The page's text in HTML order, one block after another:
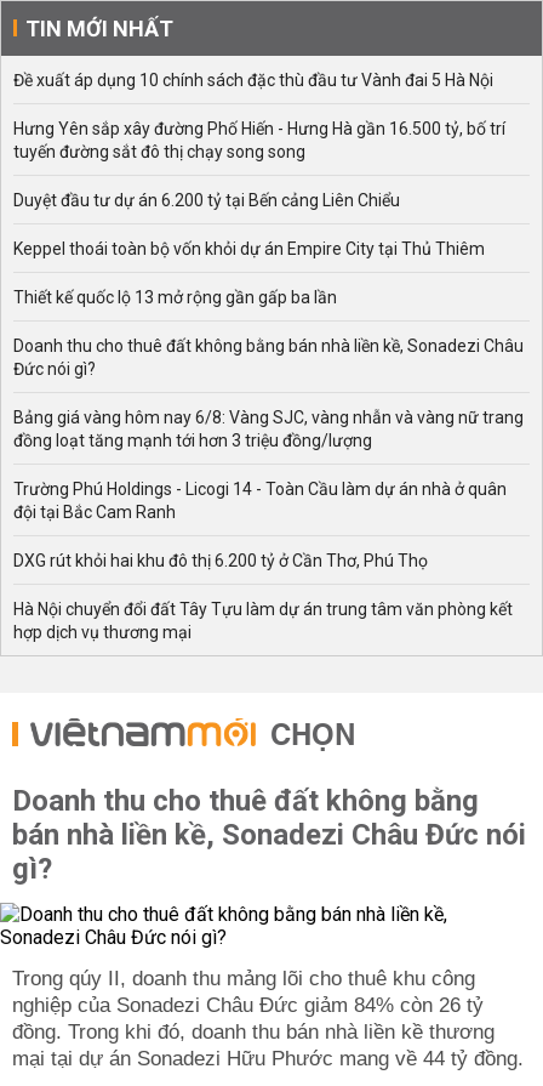
TIN MỚI NHẤT
Đề xuất áp dụng 10 chính sách đặc thù đầu tư Vành đai 5 Hà Nội
Hưng Yên sắp xây đường Phố Hiến - Hưng Hà gần 16.500 tỷ, bố trí
tuyến đường sắt đô thị chạy song song
Duyệt đầu tư dự án 6.200 tỷ tại Bến cảng Liên Chiểu
Keppel thoái toàn bộ vốn khỏi dự án Empire City tại Thủ Thiêm
Thiết kế quốc lộ 13 mở rộng gần gấp ba lần
Doanh thu cho thuê đất không bằng bán nhà liền kề, Sonadezi Châu
Đức nói gì?
Bảng giá vàng hôm nay 6/8: Vàng SJC, vàng nhẫn và vàng nữ trang
đồng loạt tăng mạnh tới hơn 3 triệu đồng/lượng
Trường Phú Holdings - Licogi 14 - Toàn Cầu làm dự án nhà ở quân
đội tại Bắc Cam Ranh
DXG rút khỏi hai khu đô thị 6.200 tỷ ở Cần Thơ, Phú Thọ
Hà Nội chuyển đổi đất Tây Tựu làm dự án trung tâm văn phòng kết
hợp dịch vụ thương mại
CHỌN
Doanh thu cho thuê đất không bằng
bán nhà liền kề, Sonadezi Châu Đức nói
gì?
Trong qúy II, doanh thu mảng lõi cho thuê khu công
nghiệp của Sonadezi Châu Đức giảm 84% còn 26 tỷ
đồng. Trong khi đó, doanh thu bán nhà liền kề thương
mại tại dự án Sonadezi Hữu Phước mang về 44 tỷ đồng.